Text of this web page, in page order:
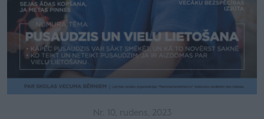
Nr. 9, jūnijs–augusts, 2022